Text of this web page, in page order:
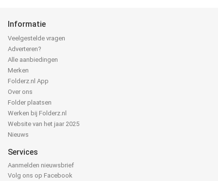
Informatie
Veelgestelde vragen
Adverteren?
Alle aanbiedingen
Merken
Folderz.nl App
Over ons
Folder plaatsen
Werken bij Folderz.nl
Website van het jaar 2025
Nieuws
Services
Aanmelden nieuwsbrief
Volg ons op Facebook